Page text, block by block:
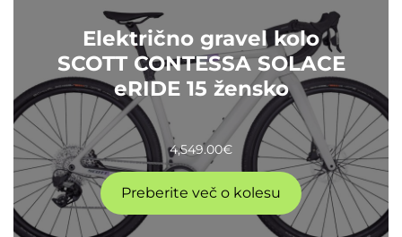
Električno gravel kolo
SCOTT CONTESSA SOLACE
eRIDE 15 žensko
4,549.00€
Preberite več o kolesu